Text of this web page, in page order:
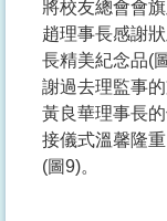
將校友總會會
趙理事長感謝
長精美紀念品(
謝過去理監事
黃良華理事長
接儀式溫馨隆
(圖9)。